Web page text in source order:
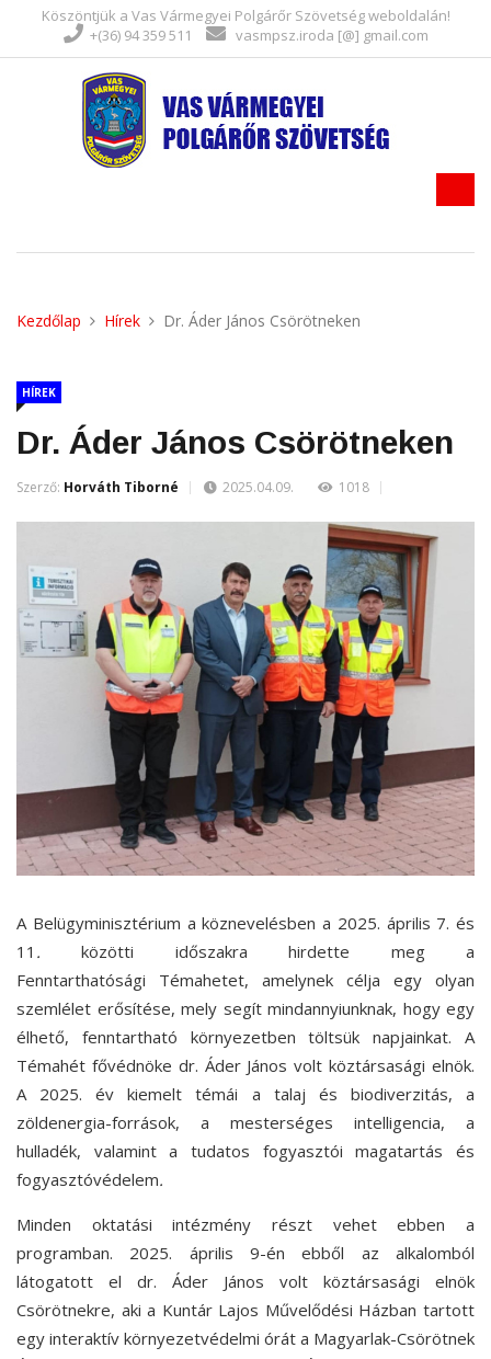
Köszöntjük a Vas Vármegyei Polgárőr Szövetség weboldalán!
+(36) 94 359 511
vasmpsz.iroda [@] gmail.com
Kezdőlap Hírek Dr. Áder János Csörötneken
HÍREK
Dr. Áder János Csörötneken
Szerző: Horváth Tiborné 2025.04.09. 1018
A Belügyminisztérium a köznevelésben a 2025. április 7. és
11 . közötti időszakra hirdette meg a
Fenntarthatósági Témahetet, amelynek célja egy olyan
szemlélet erősítése, mely segít mindannyiunknak, hogy egy
élhető, fenntartható környezetben töltsük napjainkat. A
Témahét fővédnöke dr. Áder János volt köztársasági elnök.
A 2025. év kiemelt témái
a talaj és biodiverzitás, a
zöldenergia-források, a mesterséges intelligencia, a
hulladék, valamint a tudatos fogyasztói magatartás és
fogyasztóvédelem.
Minden oktatási intézmény részt vehet ebben a
programban. 2025. április 9-én ebből az alkalomból
látogatott el dr. Áder János volt köztársasági elnök
Csörötnekre, aki a Kuntár Lajos Művelődési Házban tartott
egy interaktív környezetvédelmi órát a Magyarlak-Csörötnek